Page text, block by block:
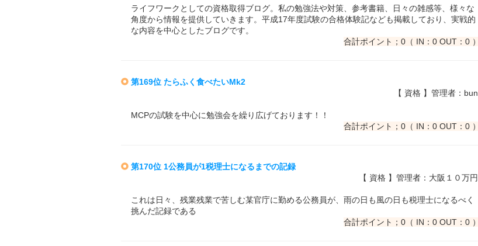
ライフワークとしての資格取得ブログ。私の勉強法や対策、参考書籍、日々の雑感等、様々な
角度から情報を提供していきます。平成17年度試験の合格体験記なども掲載しており、実戦的
な内容を中心としたブログです。
合計ポイント；0（ IN：0 OUT：0 ）
第169位 たらふく食べたいMk2
【 資格 】管理者：bun
MCPの試験を中心に勉強会を繰り広げております！！
合計ポイント；0（ IN：0 OUT：0 ）
第170位 1公務員が1税理士になるまでの記録
【 資格 】管理者：大阪１０万円
これは日々、残業残業で苦しむ某官庁に勤める公務員が、雨の日も風の日も税理士になるべく
挑んだ記録である
合計ポイント；0（ IN：0 OUT：0 ）